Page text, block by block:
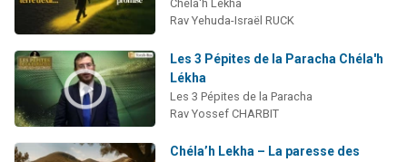
Chéla'h Lekha
Rav Yehuda-Israël RUCK
Les 3 Pépites de la Paracha Chéla'h
Lékha
Les 3 Pépites de la Paracha
Rav Yossef CHARBIT
Chéla’h Lekha – La paresse des